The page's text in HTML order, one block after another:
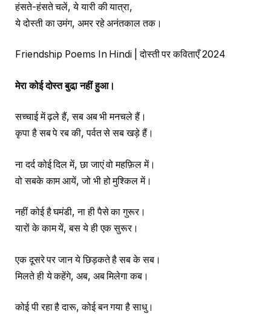
हंसते-हंसते चलें, ये यारी की यात्रा,
ये दोस्ती का उमंग, अमर रहे अनंतकाल तक।
Friendship Poems In Hindi | दोस्ती पर कविताएँ 2024
मेरा कोई दोस्त बुढा़ नहीं हुआ।
सच्चाई में ढ़ले हैं, सब अब भी मनचले हैं।
कृपा है सब पे रब की, पर्वत से सब खड़े हैं।
ना दर्द कोई दिल में, छा जाएं वो महफ़िल में।
वो सबके काम आयें, जो भी हो मुश्किल में।
नहीं कोई है घमंडी, ना ही पैसे का गुरूर।
यारों के काम यें, बस ये ही एक सुरूर।
एक दूसरे पर जान ये छिड़कते है सब के सब।
मिलते ही ये कहेंगे, अब, अब मिलेगा कब।
कोई पी रहा है दारू, कोई बन गया है साधु।